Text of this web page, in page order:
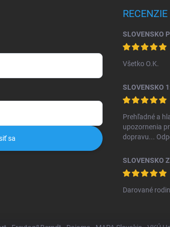
sa
RECENZIE
Všetko O.K.
SLOVENSKO
Prehľadné a
upozornenia
dopravu...
Darované